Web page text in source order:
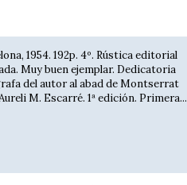
1954. 192p. 4º. Rústica editorial
Muy buen ejemplar. Dedicatoria
del autor al abad de Montserrat
M. Escarré. 1ª edición. Primera...